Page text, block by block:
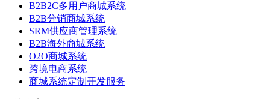
B2B2C多用户商城系统
B2B分销商城系统
SRM供应商管理系统
B2B海外商城系统
O2O商城系统
跨境电商系统
商城系统定制开发服务